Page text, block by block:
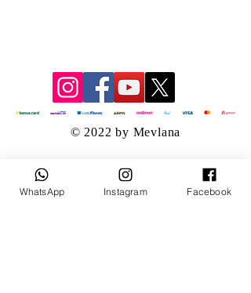
© 2022 by Mevlana
WhatsApp Instagram Facebook